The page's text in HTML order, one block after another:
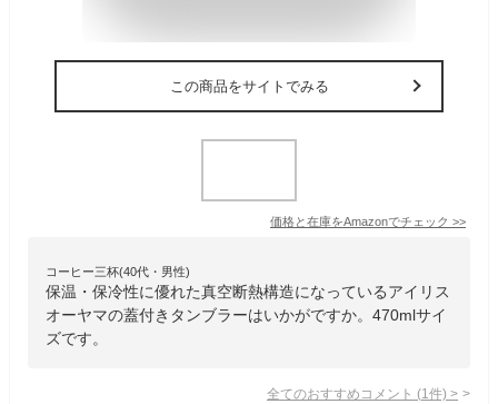
この商品をサイトでみる
価格と在庫をAmazonでチェック >>
コーヒー三杯(40代・男性)
保温・保冷性に優れた真空断熱構造になっているアイリス
オーヤマの蓋付きタンブラーはいかがですか。470mlサイ
ズです。
全てのおすすめコメント (1 件) >